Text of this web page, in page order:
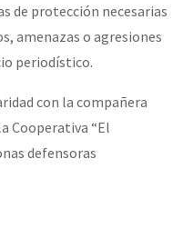
de protección necesarias
amenazas o agresiones
periodístico.
con la compañera
Cooperativa “El
defensoras